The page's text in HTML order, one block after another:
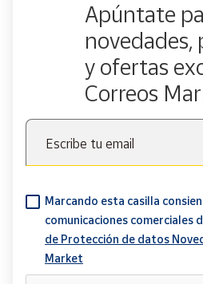
Apúntate
novedades,
y ofertas
Correos
Escribe tu email
Marcando esta casilla
comunicaciones comerciales
de Protección de datos
Market